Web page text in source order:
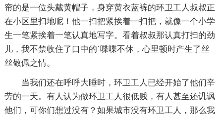
帘的是一位头戴黄帽子，身穿黄衣蓝裤的环卫工人叔叔正
在小区里扫地呢！他一扫把紧挨着一扫把，就像一个小学
生一笔紧挨着一笔认真地写字。看着叔叔那认真打扫的劲
儿，我不禁收住了口中的`喋喋不休，心里顿时产生了丝
丝敬佩之情。
当我们还在呼呼大睡时，环卫工人已经开始了他们辛
劳的一天。有人认为做环卫工人很低贱，有人甚至还讥讽
他们，可你们想过没有？如果城市没有环卫工人，那么我